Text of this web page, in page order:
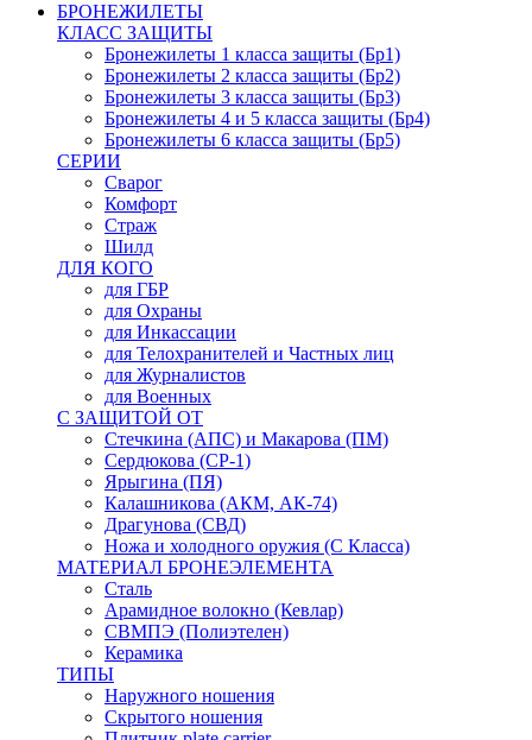
БРОНЕЖИЛЕТЫ
КЛАСС ЗАЩИТЫ
Бронежилеты 1 класса защиты (Бр1)
Бронежилеты 2 класса защиты (Бр2)
Бронежилеты 3 класса защиты (Бр3)
Бронежилеты 4 и 5 класса защиты (Бр4)
Бронежилеты 6 класса защиты (Бр5)
СЕРИИ
Сварог
Комфорт
Страж
Шилд
ДЛЯ КОГО
для ГБР
для Охраны
для Инкассации
для Телохранителей и Частных лиц
для Журналистов
для Военных
С ЗАЩИТОЙ ОТ
Стечкина (АПС) и Макарова (ПМ)
Сердюкова (СР-1)
Ярыгина (ПЯ)
Калашникова (АКМ, АК-74)
Драгунова (СВД)
Ножа и холодного оружия (С Класса)
МАТЕРИАЛ БРОНЕЭЛЕМЕНТА
Сталь
Арамидное волокно (Кевлар)
СВМПЭ (Полиэтелен)
Керамика
ТИПЫ
Наружного ношения
Скрытого ношения